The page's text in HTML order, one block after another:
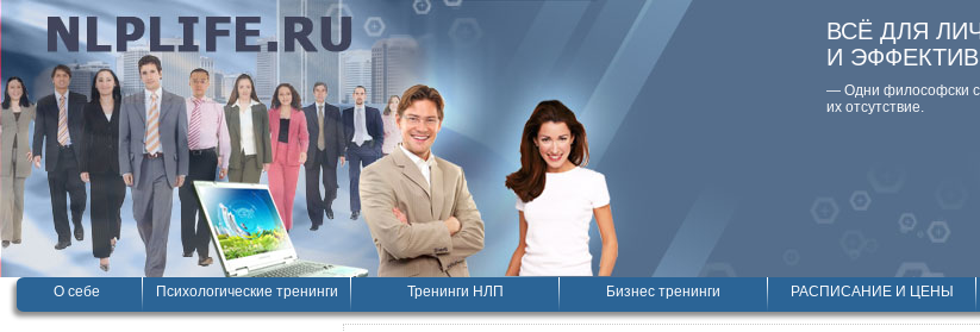
ВСЁ ДЛЯ
И
— Одни философски
их отсутствие.
О себе Психологические тренинги Тренинги НЛП Бизнес тренинги РАСПИСАНИЕ И ЦЕНЫ